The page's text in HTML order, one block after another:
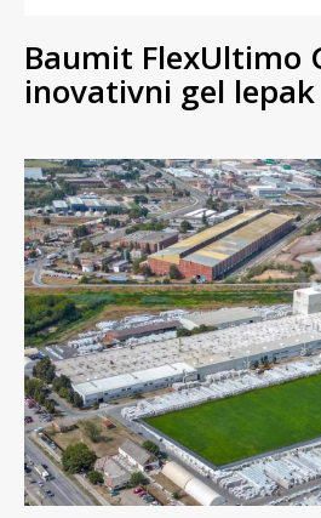
Baumit FlexUltimo
inovativni gel lepak